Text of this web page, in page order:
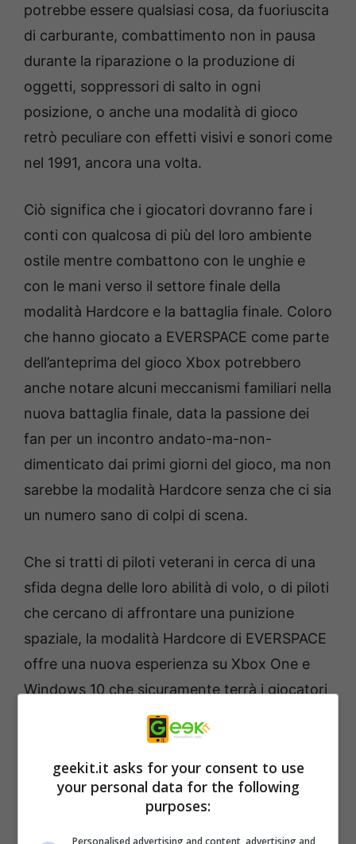
potrebbe essere qualsiasi cosa, da fuoriuscita
di carburante, combattimento non in pausa
durante la riparazione o la produzione di
oggetti, soppressori di salto in ogni
posizione, o anche una modalità di gioco
retrò peculiare con effetti visivi e sonori come
nel 1991, ancora una volta.
Ciò significa che i giocatori dovranno fare i
conti con qualcosa di più del loro ambiente
ostile mentre combattono con le unghie e
con le mani verso il settore finale della
modalità Hardcore e la battaglia finale. Coloro
che hanno giocato a EVERSPACE come parte
dell’anteprima del gioco Xbox potrebbero
anche notare alcuni meccanismi familiari nella
nuova battaglia finale, data la passione dei
fan per un incontro andato-ma-non-
dimenticato dai primi giorni del gioco, ma non
sarebbe la modalità Hardcore senza che ci sia
un numero sano di colpi di scena.
Che si tratti di piloti veterani in cerca di una
sfida degna delle loro abilità di volo, o di piloti
che cercano di affrontare una punizione
spaziale, la modalità Hardcore di EVERSPACE
offre una nuova esperienza su Xbox One e
Windows 10 che sicuramente terrà i giocatori
geekit.it asks for your consent to use
your personal data for the following
purposes:
Personalised advertising and content, advertising and